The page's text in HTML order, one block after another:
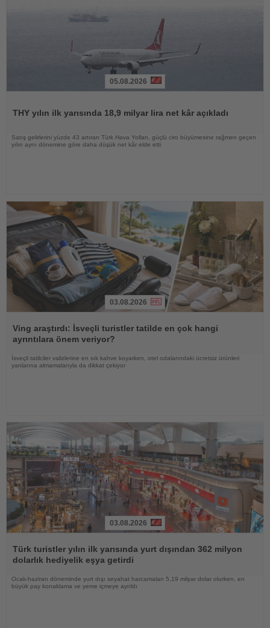
05.08.2026
THY yılın ilk yarısında 18,9 milyar lira net kâr açıkladı
Satış gelirlerini yüzde 43 artıran Türk Hava Yolları, güçlü ciro büyümesine rağmen geçen
yılın aynı dönemine göre daha düşük net kâr elde etti
Oku
03.08.2026
Ving araştırdı: İsveçli turistler tatilde en çok hangi
ayrıntılara önem veriyor?
İsveçli tatilciler valizlerine en sık kahve koyarken, otel odalarındaki ücretsiz ürünleri
yanlarına almamalarıyla da dikkat çekiyor
Oku
03.08.2026
Türk turistler yılın ilk yarısında yurt dışından 362 milyon
dolarlık hediyelik eşya getirdi
Ocak-haziran döneminde yurt dışı seyahat harcamaları 5,19 milyar dolar olurken, en
büyük pay konaklama ve yeme içmeye ayrıldı